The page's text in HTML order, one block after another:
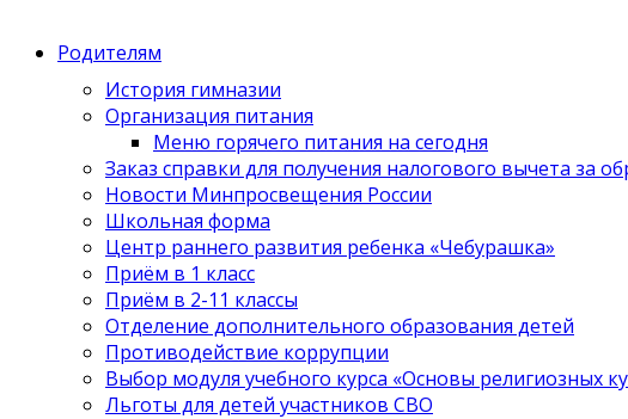
Родителям
История гимназии
Организация питания
Меню горячего питания на сегодня
Заказ справки для получения налогового вычета за
Новости Минпросвещения России
Школьная форма
Центр раннего развития ребенка «Чебурашка»
Приём в 1 класс
Приём в 2-11 классы
Отделение дополнительного образования детей
Противодействие коррупции
Выбор модуля учебного курса «Основы религиозных
Льготы для детей участников СВО